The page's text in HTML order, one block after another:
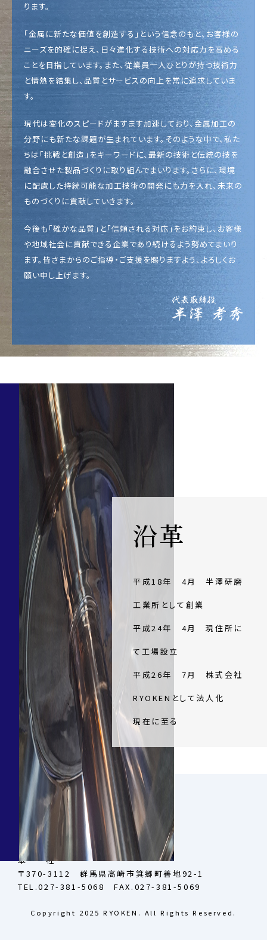
ります。
「金属に新たな価値を創造する」という信念のもと、お客様の
ニーズを的確に捉え、日々進化する技術への対応力を高める
ことを目指しています。また、従業員一人ひとりが持つ技術力
と情熱を結集し、品質とサービスの向上を常に追求していま
す。
現代は変化のスピードがますます加速しており、金属加工の
分野にも新たな課題が生まれています。そのような中で、私た
ちは「挑戦と創造」をキーワードに、最新の技術と伝統の技を
融合させた製品づくりに取り組んでまいります。さらに、環境
に配慮した持続可能な加工技術の開発にも力を入れ、未来の
ものづくりに貢献していきます。
今後も「確かな品質」と「信頼される対応」をお約束し、お客様
や地域社会に貢献できる企業であり続けるよう努めてまいり
ます。皆さまからのご指導・ご支援を賜りますよう、よろしくお
願い申し上げます。
沿革
平成18年 4月 半澤研磨
工業所として創業
平成24年 4月 現住所に
て工場設立
平成26年 7月 株式会社
RYOKENとして法人化
現在に至る
本 社
〒370-3112 群馬県高崎市箕郷町善地92-1
TEL.027-381-5068 FAX.027-381-5069
Copyright 2025 RYOKEN. All Rights Reserved.